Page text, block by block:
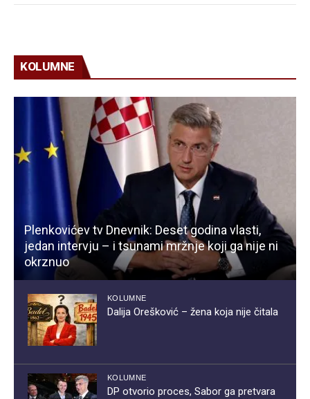
KOLUMNE
Plenkovićev tv Dnevnik: Deset godina vlasti,
jedan intervju – i tsunami mržnje koji ga nije ni
okrznuo
KOLUMNE
Dalija Orešković – žena koja nije čitala
KOLUMNE
DP otvorio proces, Sabor ga pretvara